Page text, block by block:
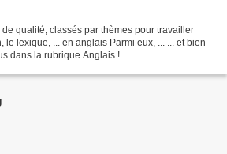
qualité, classés par thèmes pour travailler
le lexique, ... en anglais Parmi eux, ... ... et bien
dans la rubrique Anglais !